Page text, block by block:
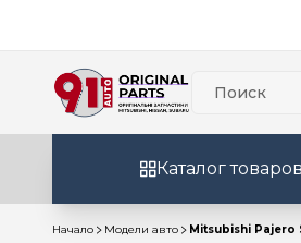
Каталог товаров
Начало Модели авто Mitsubishi Pajero